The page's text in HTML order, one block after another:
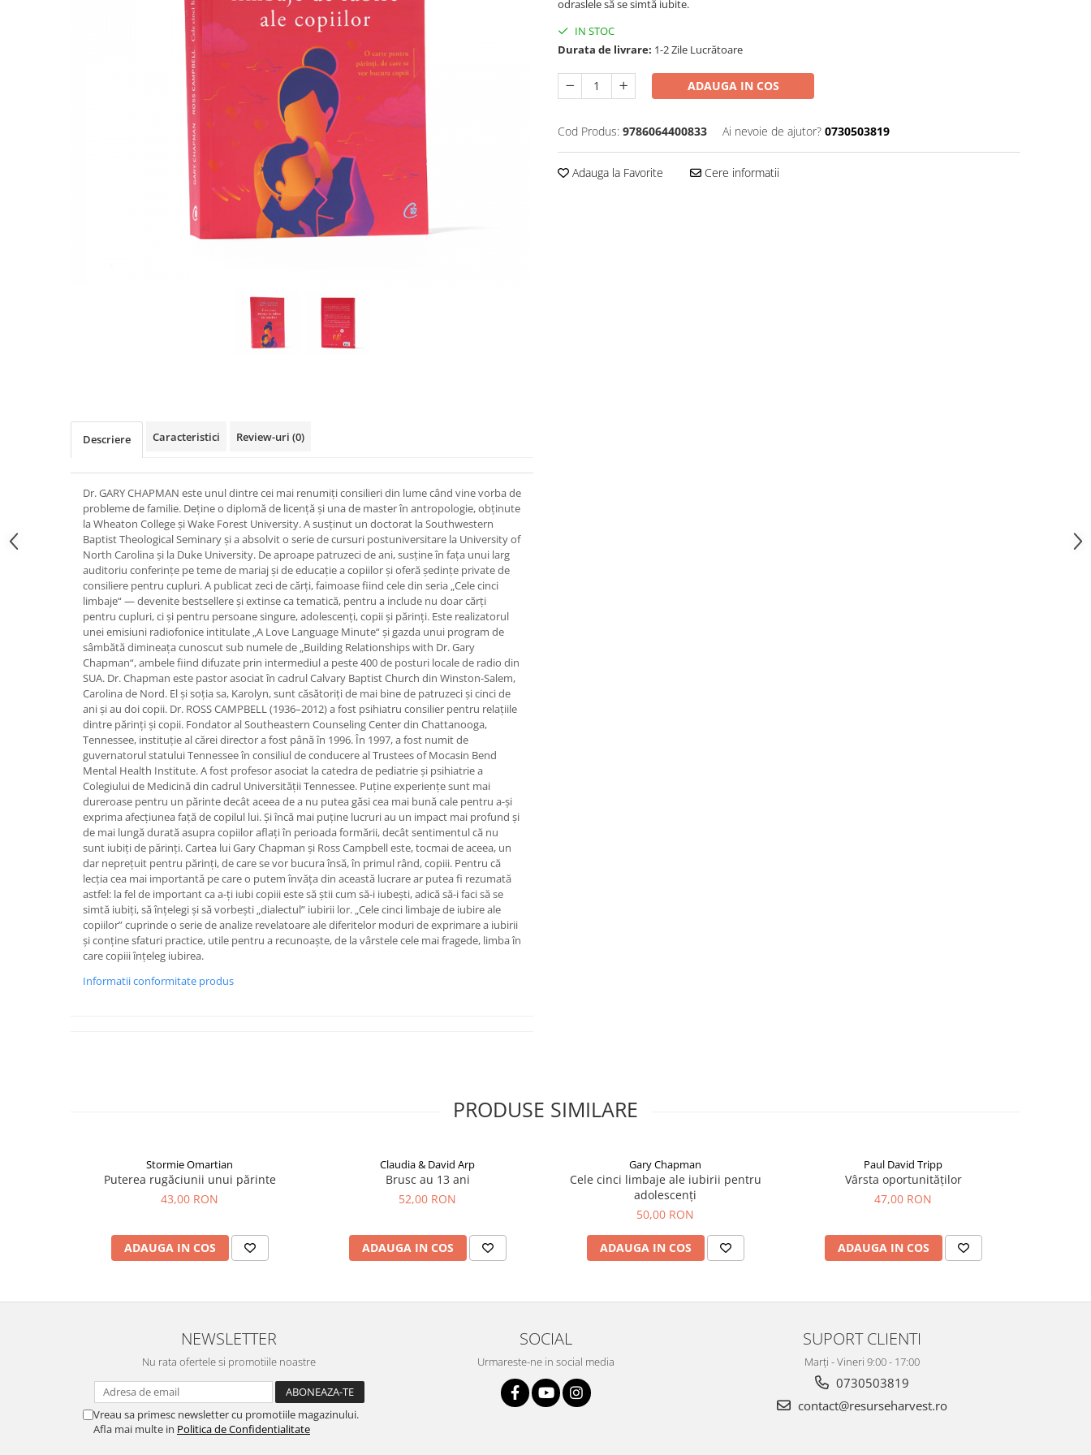
Conducerea și Păstorirea Bisericii
Romane, Nuvele și Povestiri
odraslele să se simtă iubite.
IN STOC
Durata de livrare: 1-2 Zile Lucrătoare
ADAUGA IN COS
Cod Produs: 9786064400833 Ai nevoie de ajutor? 0730503819
Adauga la Favorite Cere informatii
Descriere Caracteristici Review-uri (0)
Dr. GARY CHAPMAN este unul dintre cei mai renumiţi consilieri din lume când vine vorba de
probleme de familie. Deţine o diplomă de licenţă şi una de master în antropologie, obţinute
la Wheaton College şi Wake Forest University. A susţinut un doctorat la Southwestern
Baptist Theological Seminary şi a absolvit o serie de cursuri postuniversitare la University of
North Carolina şi la Duke University. De aproape patruzeci de ani, susţine în faţa unui larg
auditoriu conferinţe pe teme de mariaj şi de educaţie a copiilor şi oferă şedinţe private de
consiliere pentru cupluri. A publicat zeci de cărţi, faimoase fiind cele din seria „Cele cinci
limbaje“ — devenite bestsellere şi extinse ca tematică, pentru a include nu doar cărţi
pentru cupluri, ci şi pentru persoane singure, adolescenţi, copii şi părinţi. Este realizatorul
unei emisiuni radiofonice intitulate „A Love Language Minute“ şi gazda unui program de
sâmbătă dimineaţa cunoscut sub numele de „Building Relationships with Dr. Gary
Chapman“, ambele fiind difuzate prin intermediul a peste 400 de posturi locale de radio din
SUA. Dr. Chapman este pastor asociat în cadrul Calvary Baptist Church din Winston-Salem,
Carolina de Nord. El şi soţia sa, Karolyn, sunt căsătoriţi de mai bine de patruzeci şi cinci de
ani şi au doi copii. Dr. ROSS CAMPBELL (1936–2012) a fost psihiatru consilier pentru relaţiile
dintre părinţi şi copii. Fondator al Southeastern Counseling Center din Chattanooga,
Tennessee, instituţie al cărei director a fost până în 1996. În 1997, a fost numit de
guvernatorul statului Tennessee în consiliul de conducere al Trustees of Mocasin Bend
Mental Health Institute. A fost profesor asociat la catedra de pediatrie şi psihiatrie a
Colegiului de Medicină din cadrul Universităţii Tennessee. Puține experiențe sunt mai
dureroase pentru un părinte decât aceea de a nu putea găsi cea mai bună cale pentru a-și
exprima afecțiunea față de copilul lui. Și încă mai puține lucruri au un impact mai profund și
de mai lungă durată asupra copiilor aflați în perioada formării, decât sentimentul că nu
sunt iubiți de părinți. Cartea lui Gary Chapman și Ross Campbell este, tocmai de aceea, un
dar neprețuit pentru părinți, de care se vor bucura însă, în primul rând, copiii. Pentru că
lecția cea mai importantă pe care o putem învăța din această lucrare ar putea fi rezumată
astfel: la fel de important ca a-ți iubi copiii este să știi cum să-i iubești, adică să-i faci să se
simtă iubiți, să înțelegi și să vorbești „dialectul” iubirii lor. „Cele cinci limbaje de iubire ale
copiilor” cuprinde o serie de analize revelatoare ale diferitelor moduri de exprimare a iubirii
și conține sfaturi practice, utile pentru a recunoaște, de la vârstele cele mai fragede, limba în
care copiii înțeleg iubirea.
Informatii conformitate produs
PRODUSE SIMILARE
Stormie Omartian
Puterea rugăciunii unui părinte
43,00 RON
ADAUGA IN COS
Claudia & David Arp
Brusc au 13 ani
52,00 RON
ADAUGA IN COS
Gary Chapman
Cele cinci limbaje ale iubirii pentru
adolescenți
50,00 RON
ADAUGA IN COS
Paul David Tripp
Vârsta oportunităților
47,00 RON
ADAUGA IN COS
NEWSLETTER
Nu rata ofertele si promotiile noastre
Vreau sa primesc newsletter cu promotiile magazinului.
Afla mai multe in Politica de Confidentialitate
SOCIAL
Urmareste-ne in social media
SUPORT CLIENTI
Marți - Vineri 9:00 - 17:00
0730503819
contact@resurseharvest.ro